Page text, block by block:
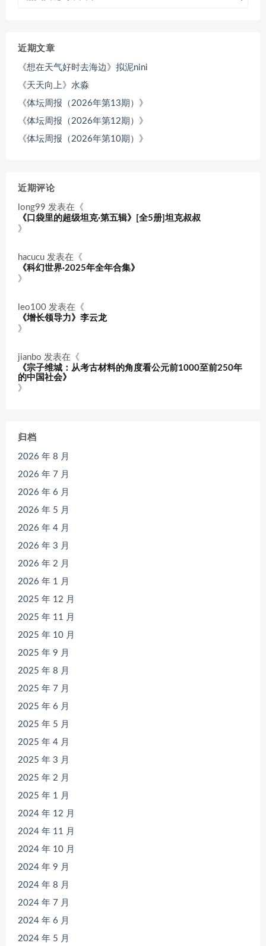
近期文章
《想在天气好时去海边》拟泥nini
《天天向上》水淼
《体坛周报（2026年第13期）》
《体坛周报（2026年第12期）》
《体坛周报（2026年第10期）》
近期评论
long99 发表在《
《口袋里的超级坦克·第五辑》[全5册]坦克叔叔
》
hacucu 发表在《
《科幻世界·2025年全年合集》
》
leo100 发表在《
《增长领导力》李云龙
》
jianbo 发表在《
《宗子维城：从考古材料的角度看公元前1000至前250年
的中国社会》
》
归档
2026 年 8 月
2026 年 7 月
2026 年 6 月
2026 年 5 月
2026 年 4 月
2026 年 3 月
2026 年 2 月
2026 年 1 月
2025 年 12 月
2025 年 11 月
2025 年 10 月
2025 年 9 月
2025 年 8 月
2025 年 7 月
2025 年 6 月
2025 年 5 月
2025 年 4 月
2025 年 3 月
2025 年 2 月
2025 年 1 月
2024 年 12 月
2024 年 11 月
2024 年 10 月
2024 年 9 月
2024 年 8 月
2024 年 7 月
2024 年 6 月
2024 年 5 月